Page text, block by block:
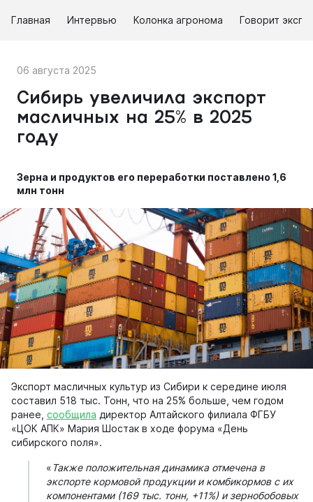
Главная Интервью Колонка агронома Говорит
06 августа 2025
Сибирь увеличила экспорт
масличных на 25% в 2025
году
Зерна и продуктов его переработки поставлено 1,6
млн тонн
Экспорт масличных культур из Сибири к середине июля
составил 518 тыс. Тонн, что на 25% больше, чем годом
ранее, сообщила директор Алтайского филиала ФГБУ
«ЦОК АПК» Мария Шостак в ходе форума «День
сибирского поля».
« Также положительная динамика отмечена в
экспорте кормовой продукции и комбикормов с их
компонентами (169 тыс. тонн, +11%) и зернобобовых